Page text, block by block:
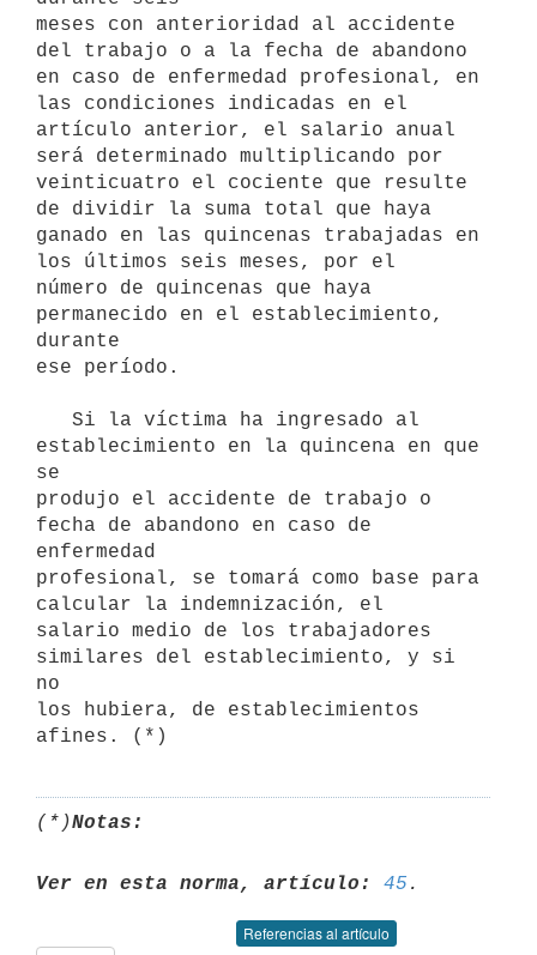
meses con anterioridad al accidente
del trabajo o a la fecha de abandono
en caso de enfermedad profesional, en
las condiciones indicadas en el
artículo anterior, el salario anual
será determinado multiplicando por
veinticuatro el cociente que resulte
de dividir la suma total que haya
ganado en las quincenas trabajadas en
los últimos seis meses, por el
número de quincenas que haya
permanecido en el establecimiento,
durante
ese período.
establecimiento en la quincena en que
se
produjo el accidente de trabajo o
fecha de abandono en caso de
enfermedad
profesional, se tomará como base para
calcular la indemnización, el
salario medio de los trabajadores
similares del establecimiento, y si
no
los hubiera, de establecimientos
(*)Notas:
Ver en esta norma, artículo: 45
Referencias al artículo